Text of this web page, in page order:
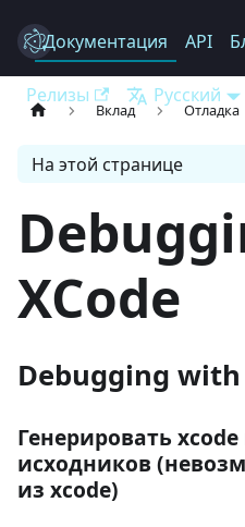
Electron
Документация API
Релизы Русский
Вклад Отладка
На этой странице
XCode
Debugging with
Генерировать
исходников
из xcode)